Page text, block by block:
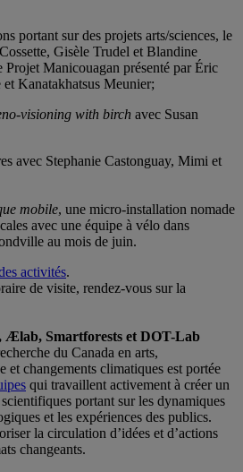
portant sur des projets arts/sciences, le
Gisèle Trudel et Blandine
Projet Manicouagan présenté par Éric
Kanatakhatsus Meunier;
visioning with birch avec Susan
avec Stephanie Castonguay, Mimi et
mobile, une micro-installation nomade
avec une équipe à vélo dans
au mois de juin.
activités.
de visite, rendez-vous sur la
Ælab, Smartforests et DOT-Lab
du Canada en arts,
et changements climatiques est portée
qui travaillent activement à créer un
portant sur les dynamiques
et les expériences des publics.
la circulation d’idées et d’actions
changeants.